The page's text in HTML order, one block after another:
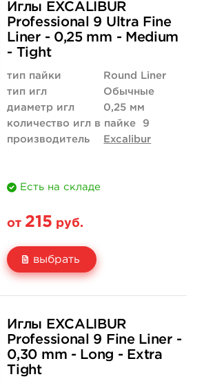
186 руб.
купить
1 758 руб.
купить
Иглы EXCALIBUR
Professional 9 Ultra Fine
Liner - 0,25 mm - Medium
- Tight
тип пайки
Round Liner
тип игл
Обычные
диаметр игл
0,25 мм
количество игл в пайке
9
производитель
Excalibur
Есть на складе
от 215 руб.
выбрать
215 руб.
купить
2 043 руб.
купить
Иглы EXCALIBUR
Professional 9 Fine Liner -
0,30 mm - Long - Extra
Tight